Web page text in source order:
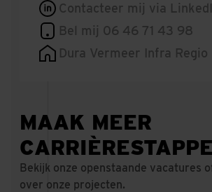
Contacteer mij via
Bel mij 06 46 71 43 98
Dura Vermeer Infra Regio
MAAK MEER
Bekijk onze openstaande vacatures
over onze projecten.